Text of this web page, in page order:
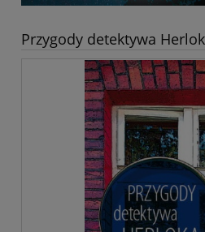
Przygody detektywa